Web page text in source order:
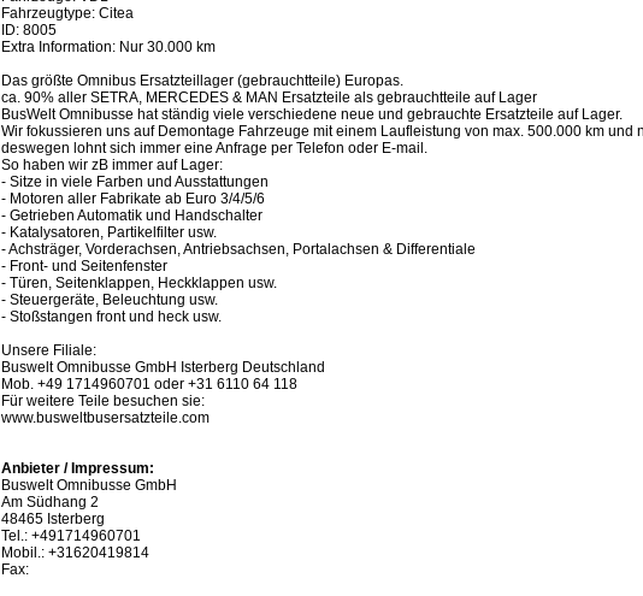
Fahrzeugtype: Citea
ID: 8005
Extra Information: Nur 30.000 km
Das größte Omnibus Ersatzteillager (gebrauchtteile) Europas.
ca. 90% aller SETRA, MERCEDES & MAN Ersatzteile als gebrauchtteile auf Lager
BusWelt Omnibusse hat ständig viele verschiedene neue und gebrauchte Ersatzteile auf Lager.
Wir fokussieren uns auf Demontage Fahrzeuge mit einem Laufleistung von max. 500.000 km und
deswegen lohnt sich immer eine Anfrage per Telefon oder E-mail.
So haben wir zB immer auf Lager:
- Sitze in viele Farben und Ausstattungen
- Motoren aller Fabrikate ab Euro 3/4/5/6
- Getrieben Automatik und Handschalter
- Katalysatoren, Partikelfilter usw.
- Achsträger, Vorderachsen, Antriebsachsen, Portalachsen & Differentiale
- Front- und Seitenfenster
- Türen, Seitenklappen, Heckklappen usw.
- Steuergeräte, Beleuchtung usw.
- Stoßstangen front und heck usw.
Unsere Filiale:
Buswelt Omnibusse GmbH Isterberg Deutschland
Mob. +49 1714960701 oder +31 6110 64 118
Für weitere Teile besuchen sie:
www.busweltbusersatzteile.com
Anbieter / Impressum:
Buswelt Omnibusse GmbH
Am Südhang 2
48465 Isterberg
Tel.: +491714960701
Mobil.: +31620419814
Fax: